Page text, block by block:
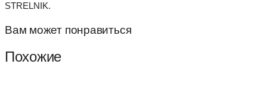
STRELNIK.
Вам может понравиться
Похожие